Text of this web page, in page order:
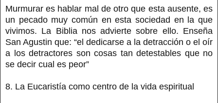
Murmurar es hablar mal de otro que esta ausente, es
un pecado muy común en esta sociedad en la que
vivimos. La Biblia nos advierte sobre ello. Enseña
San Agustin que: “el dedicarse a la detracción o el oír
a los detractores son cosas tan detestables que no
se decir cual es peor”
8. La Eucaristía como centro de la vida espiritual